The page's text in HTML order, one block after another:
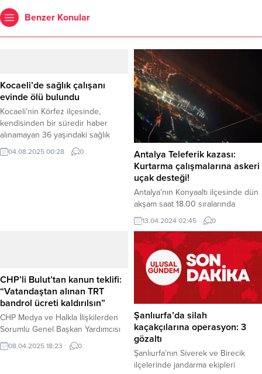
Benzer Konular
Kocaeli’de sağlık çalışanı
evinde ölü bulundu
Kocaeli’nin Körfez ilçesinde,
kendisinden bir süredir haber
alınamayan 36 yaşındaki sağlık
görevlisi Burhan D., evinde hayatını
kaybetmiş halde bulundu. Haber
04.08.2025 00:28 0
Antalya Teleferik kazası:
Kurtarma çalışmalarına askeri
uçak desteği!
Antalya’nın Konyaaltı ilçesinde dün
akşam saat 18.00 sıralarında
Tünektepe Teleferik hattında
meydana gelen kazada 1 kişi
hayatını kaybetti, 10 kişi ise
yaralandı. Kazada mahsur kalan
vatandaşların kurtarılması için
büyük bir operasyon başlatıldı. Milli
Savunma Bakanlığı’ndan yapılan
açıklamada, kurtarma çalışmalarına
Antalya’ya C-130 tipi bir askeri uçak
görevlendirildiği...
13.04.2024 02:45 0
CHP’li Bulut’tan kanun teklifi:
“Vatandaştan alınan TRT
bandrol ücreti kaldırılsın”
CHP Medya ve Halkla İlişkilerden
Sorumlu Genel Başkan Yardımcısı
Burhanettin Bulut, vatandaşların
satın aldığı cep telefonu, bilgisayar,
08.04.2025 18:23 0
Şanlıurfa’da silah
kaçakçılarına operasyon: 3
gözaltı
Şanlıurfa’nın Siverek ve Birecik
ilçelerinde jandarma ekipleri